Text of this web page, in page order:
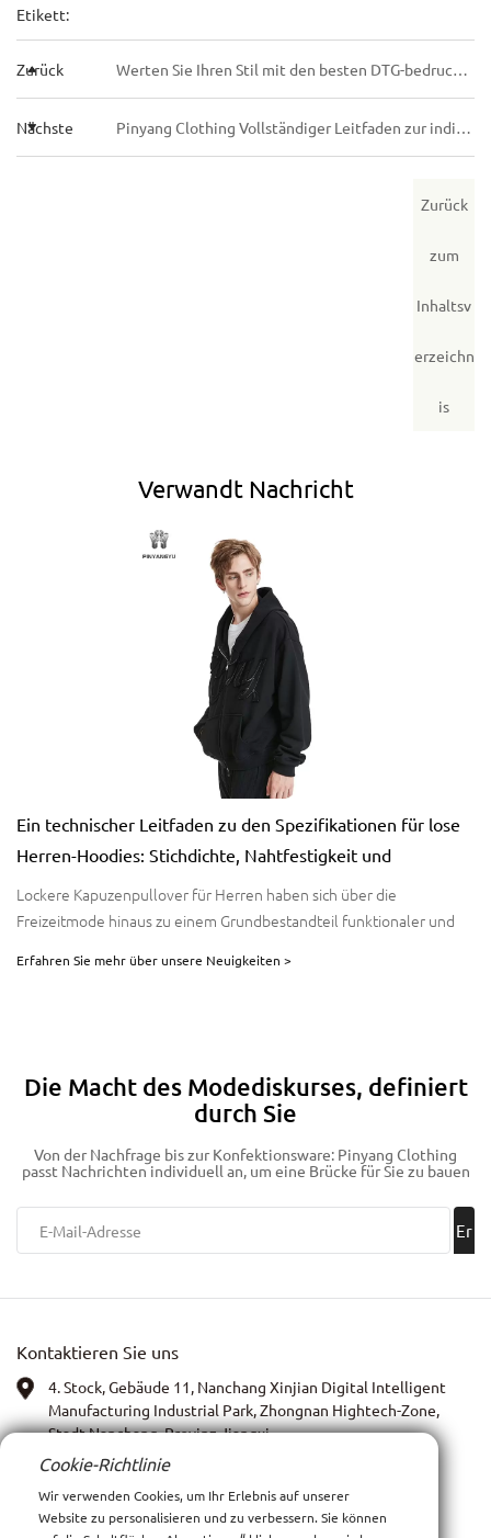
Etikett:
Zurück Werten Sie Ihren Stil mit den besten DTG-bedruckten Sweatshirt-Ideen von Pinyang Clothing auf
Nächste Pinyang Clothing Vollständiger Leitfaden zur individuellen Gestaltung von Stickerei-Hoodies
Zurück
zum
Inhaltsv
erzeichn
is
Verwandt Nachricht
Ein technischer Leitfaden zu den Spezifikationen für lose
Herren-Hoodies: Stichdichte, Nahtfestigkeit und
Schrumpfungskontrolle
Lockere Kapuzenpullover für Herren haben sich über die
Freizeitmode hinaus zu einem Grundbestandteil funktionaler und
überragende Qualität zu erzielen, ist eine sorgfältige Beachtung der
und seinen umfassenden Anpassungsfähigkeiten detaillierte
Einblicke in die wesentlichen Spezifikationen, die langlebige,
Erfahren Sie mehr über unsere Neuigkeiten >
Die Macht des Modediskurses, definiert
durch Sie
Von der Nachfrage bis zur Konfektionsware: Pinyang Clothing
passt Nachrichten individuell an, um eine Brücke für Sie zu bauen
Er
Kontaktieren Sie uns
4. Stock, Gebäude 11, Nanchang Xinjian Digital Intelligent
Manufacturing Industrial Park, Zhongnan Hightech-Zone,
Stadt Nanchang, Provinz Jiangxi
WhatsApp: 13767972399
Bild: Anna Xia
Cookie-Richtlinie
Wir verwenden Cookies, um Ihr Erlebnis auf unserer
Website zu personalisieren und zu verbessern. Sie können